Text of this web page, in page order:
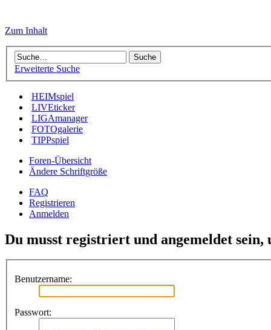
Zum Inhalt
Erweiterte Suche
HEIMspiel
LIVEticker
LIGAmanager
FOTOgalerie
TIPPspiel
Foren-Übersicht
Ändere Schriftgröße
FAQ
Registrieren
Anmelden
Du musst registriert und angemeldet
Benutzername:
Passwort: